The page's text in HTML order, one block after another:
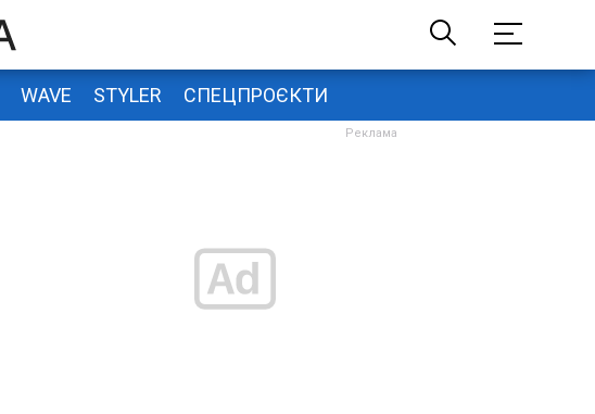
WAVE STYLER СПЕЦПРОЄКТИ